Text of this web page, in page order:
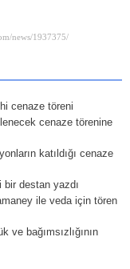
cenaze töreni
cenaze törenine
katıldığı cenaze
bir destan yazdı
ile veda için tören
bağımsızlığının